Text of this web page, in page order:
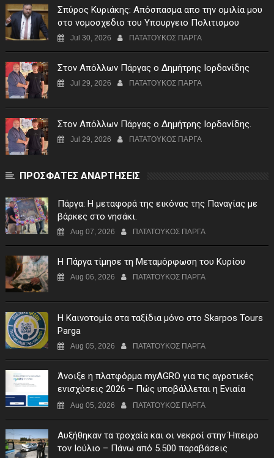
Σπύρος Κυριάκης: Απόσπασμα απο την ομιλία μου
στο νομοσχεδιο του Υπουργειο Πολιτισμου
Jul 30, 2026 ΠΑΤΑΤΟΥΚΟΣ ΠΑΡΓΑ
Στον Απόλλων Πάργας ο Δημήτρης Ιορδανίδης
Jul 29, 2026 ΠΑΤΑΤΟΥΚΟΣ ΠΑΡΓΑ
Στον Απόλλων Πάργας ο Δημήτρης Ιορδανίδης.
Jul 29, 2026 ΠΑΤΑΤΟΥΚΟΣ ΠΑΡΓΑ
ΠΡΟΣΦΑΤΕΣ ΑΝΑΡΤΗΣΕΙΣ
Πάργα: Η μεταφορά της εικόνας της Παναγίας με
βάρκες στο νησάκι.
Aug 07, 2026 ΠΑΤΑΤΟΥΚΟΣ ΠΑΡΓΑ
Η Πάργα τίμησε τη Μεταμόρφωση του Κυρίου
Aug 06, 2026 ΠΑΤΑΤΟΥΚΟΣ ΠΑΡΓΑ
Η Καινοτομία στα ταξίδια μόνο στο Skarpos Tours
Parga
Aug 05, 2026 ΠΑΤΑΤΟΥΚΟΣ ΠΑΡΓΑ
Άνοιξε η πλατφόρμα myAGRO για τις αγροτικές
ενισχύσεις 2026 – Πώς υποβάλλεται η Ενιαία
Αίτηση Ενίσχυσης
Aug 05, 2026 ΠΑΤΑΤΟΥΚΟΣ ΠΑΡΓΑ
Αυξήθηκαν τα τροχαία και οι νεκροί στην Ήπειρο
τον Ιούλιο – Πάνω από 5.500 παραβάσεις